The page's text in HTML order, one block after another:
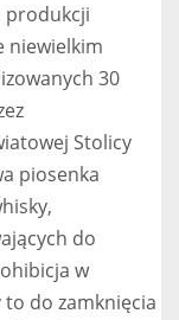
produkcji
niewielkim
30
Stolicy
piosenka
do
w
to do zamknięcia